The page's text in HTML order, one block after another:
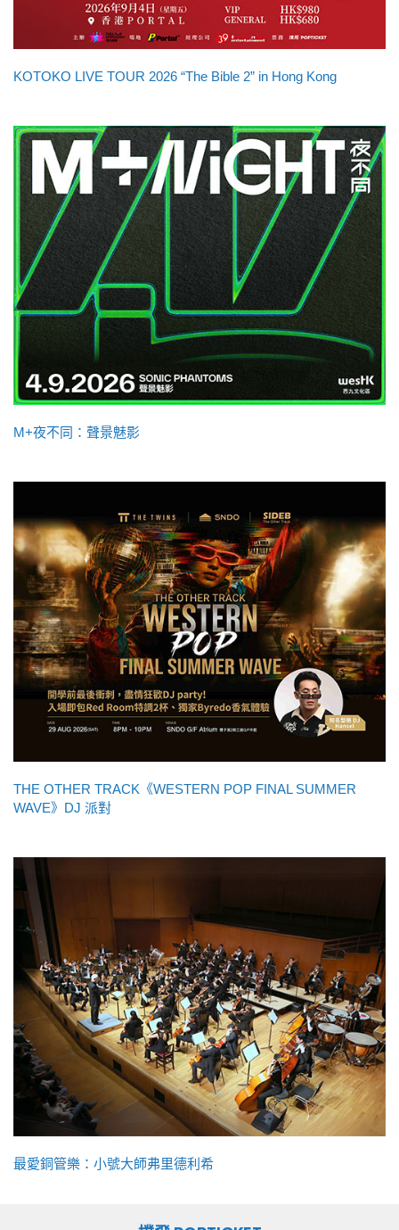
KOTOKO LIVE TOUR 2026 “The Bible 2” in Hong Kong
M+夜不同：聲景魅影
THE OTHER TRACK《WESTERN POP FINAL SUMMER
WAVE》DJ 派對
最愛銅管樂：小號大師弗里德利希